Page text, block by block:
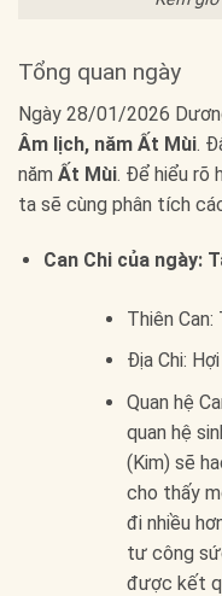
Tổng quan ngày
Ngày 28/01/2026
Âm lịch, năm Ất Mùi.
năm Ất Mùi. Để hiểu rõ
ta sẽ cùng phân tích
Can Chi của ngày:
Thiên Can:
Địa Chi:
Quan hệ
quan hệ
(Kim) sẽ
cho thấy
đi nhiều
tư công
được kết